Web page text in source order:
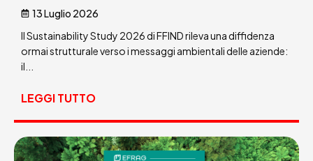
13 Luglio 2026
Il Sustainability Study 2026 di FFIND rileva una diffidenza
ormai strutturale verso i messaggi ambientali delle aziende:
il...
LEGGI TUTTO